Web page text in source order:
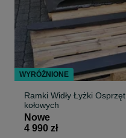
Ramki Widły Łyżki Osprzęt do koparek i ładowarek
kołowych
Nowe
4 990 zł
WYRÓŻNIONE